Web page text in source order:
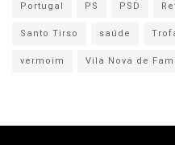
Portugal
PS PSD
Santo Tirso
saúde
vermoim
Vila Nova de